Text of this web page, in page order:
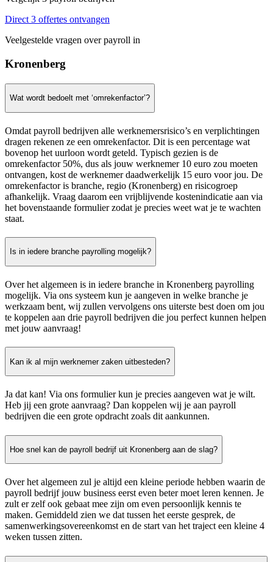
Direct 3 offertes ontvangen
Veelgestelde vragen over payroll in
Kronenberg
Wat wordt bedoelt met ‘omrekenfactor’?
Omdat payroll bedrijven alle werknemersrisico’s en verplichtingen
dragen rekenen ze een omrekenfactor. Dit is een percentage wat
bovenop het uurloon wordt geteld. Typisch gezien is de
omrekenfactor 50%, dus als jouw werknemer 10 euro zou moeten
ontvangen, kost de werknemer daadwerkelijk 15 euro voor jou. De
omrekenfactor is branche, regio (Kronenberg) en risicogroep
afhankelijk. Vraag daarom een vrijblijvende kostenindicatie aan via
het bovenstaande formulier zodat je precies weet wat je te wachten
staat.
Is in iedere branche payrolling mogelijk?
Over het algemeen is in iedere branche in Kronenberg payrolling
mogelijk. Via ons systeem kun je aangeven in welke branche je
werkzaam bent, wij zullen vervolgens ons uiterste best doen om jou
te koppelen aan drie payroll bedrijven die jou perfect kunnen helpen
met jouw aanvraag!
Kan ik al mijn werknemer zaken uitbesteden?
Ja dat kan! Via ons formulier kun je precies aangeven wat je wilt.
Heb jij een grote aanvraag? Dan koppelen wij je aan payroll
bedrijven die een grote opdracht zoals dit aankunnen.
Hoe snel kan de payroll bedrijf uit Kronenberg aan de slag?
Over het algemeen zul je altijd een kleine periode hebben waarin de
payroll bedrijf jouw business eerst even beter moet leren kennen. Je
zult er zelf ook gebaat mee zijn om even persoonlijk kennis te
maken. Gemiddeld zien we dat tussen het eerste gesprek, de
samenwerkingsovereenkomst en de start van het traject een kleine 4
weken tussen zitten.